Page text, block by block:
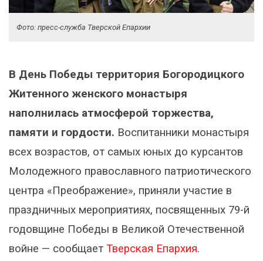
Фото: пресс-служба Тверской Епархии
В День Победы территория Богородицкого
Житенного женского монастыря
наполнилась атмосферой торжества,
памяти и гордости. Воспитанники монастыря
всех возрастов, от самых юных до курсантов
Молодежного православного патриотического
центра «Преображение», приняли участие в
праздничных мероприятиях, посвященных 79-й
годовщине Победы в Великой Отечественной
войне — сообщает Тверская Епархия.